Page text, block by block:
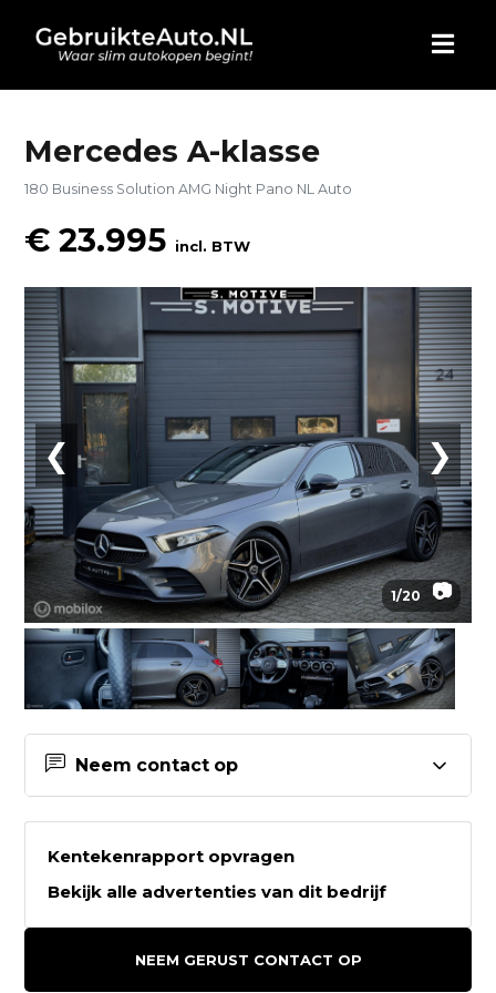
HOME
AUTO KOPEN
BLOG
WIE ZIJN WIJ
CONTACT
Mercedes A-klasse
180 Business Solution AMG Night Pano NL Auto
€ 23.995 incl. BTW
❮ ❯
1/20 📷
Neem contact op
Contactgegevens S Motive
S Motive
Kentekenrapport opvragen
Bekijk alle advertenties van dit bedrijf
NEEM GERUST CONTACT OP